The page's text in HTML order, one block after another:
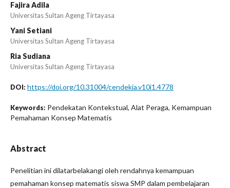
Fajira Adila
Universitas Sultan Ageng Tirtayasa
Yani Setiani
Universitas Sultan Ageng Tirtayasa
Ria Sudiana
Universitas Sultan Ageng Tirtayasa
DOI: https://doi.org/10.31004/cendekia.v10i1.4778
Keywords: Pendekatan Kontekstual, Alat Peraga, Kemampuan
Pemahaman Konsep Matematis
Abstract
Penelitian ini dilatarbelakangi oleh rendahnya kemampuan
pemahaman konsep matematis siswa SMP dalam pembelajaran